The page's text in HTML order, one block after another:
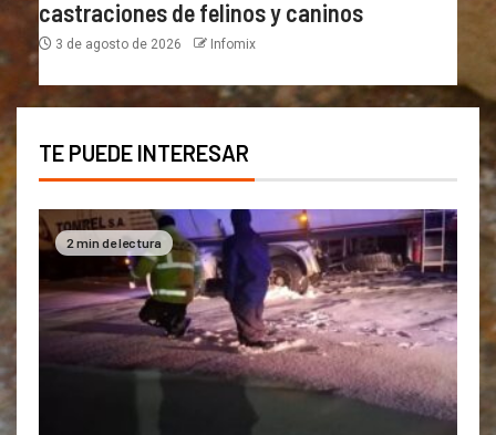
castraciones de felinos y caninos
3 de agosto de 2026 Infomix
TE PUEDE INTERESAR
2 min de lectura